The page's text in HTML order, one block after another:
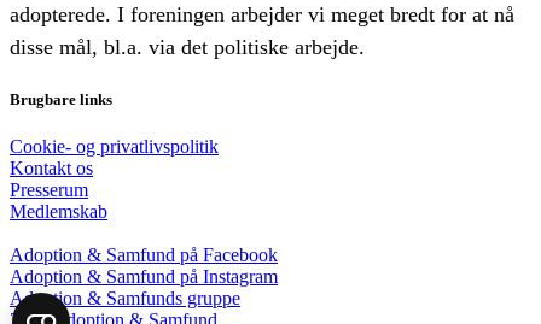
adopterede. I foreningen arbejder vi meget bredt for at nå
disse mål, bl.a. via det politiske arbejde.
Brugbare links
Cookie- og privatlivspolitik
Kontakt os
Presserum
Medlemskab
Adoption & Samfund på Facebook
Adoption & Samfund på Instagram
Adoption & Samfunds gruppe